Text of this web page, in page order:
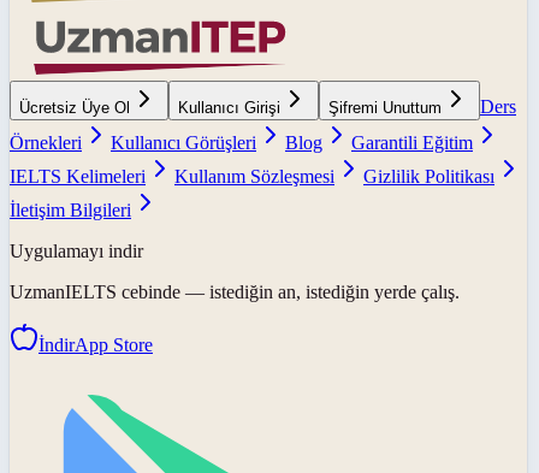
Ücretsiz Üye Ol Kullanıcı Girişi Şifremi Unuttum
Ders
Örnekleri
Kullanıcı Görüşleri Blog
Garantili Eğitim
IELTS Kelimeleri
Kullanım Sözleşmesi
Gizlilik Politikası
İletişim Bilgileri
Uygulamayı indir
UzmanIELTS cebinde — istediğin an, istediğin yerde çalış.
İndirApp Store